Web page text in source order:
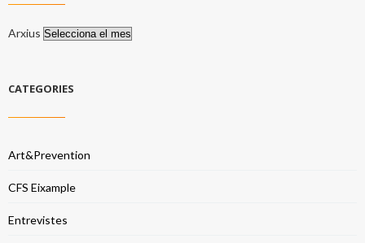
Arxius
CATEGORIES
Art&Prevention
CFS Eixample
Entrevistes